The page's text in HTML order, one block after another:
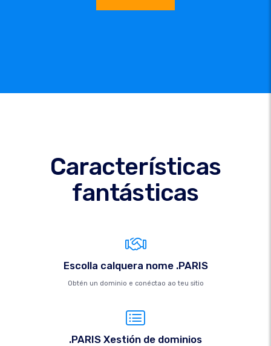
Características
fantásticas
Escolla calquera nome .PARIS
Obtén un dominio e conéctao ao teu sitio
.PARIS Xestión de dominios